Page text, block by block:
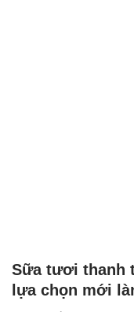
Sữa tươi thanh
lựa chọn mới